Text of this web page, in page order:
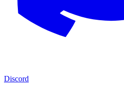
Discord